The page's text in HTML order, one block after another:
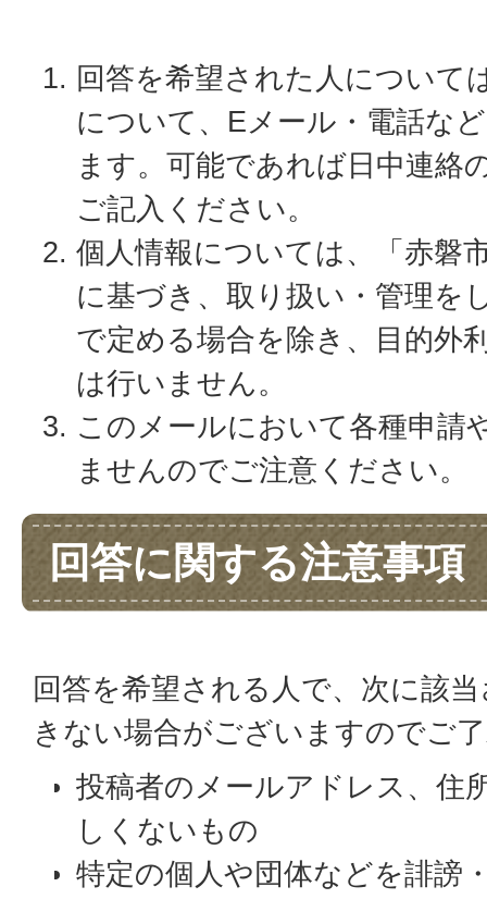
回答を希望された人について
について、Eメール・電話な
ます。可能であれば日中連絡
ご記入ください。
個人情報については、「赤磐
に基づき、取り扱い・管理を
で定める場合を除き、目的外
は行いません。
このメールにおいて各種申請
ませんのでご注意ください。
回答に関する注意事項
回答を希望される人で、次に該
きない場合がございますのでご
投稿者のメールアドレス、住
しくないもの
特定の個人や団体などを誹謗